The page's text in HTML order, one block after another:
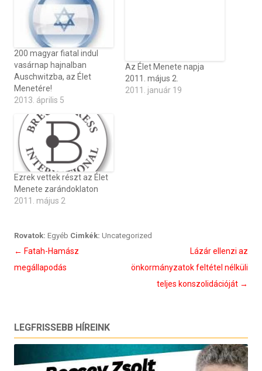
200 magyar fiatal indul
vasárnap hajnalban
Auschwitzba, az Élet
Menetére!
2013. április 5
Az Élet Menete napja
2011. május 2.
2011. január 19
Ezrek vettek részt az Élet
Menete zarándoklaton
2011. május 2
Rovatok: Egyéb Cimkék: Uncategorized
Bejegyzés
navigáció
← Fatah-Hamász
megállapodás
Lázár ellenzi az
önkormányzatok feltétel nélküli
teljes konszolidációját →
LEGFRISSEBB HÍREINK